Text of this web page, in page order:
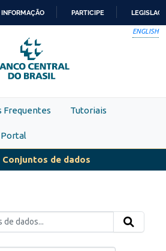
PARA
O
CONTEÚDO
PARTICIPE
ENGLISH
Frequentes Tutoriais
Conjuntos de dados